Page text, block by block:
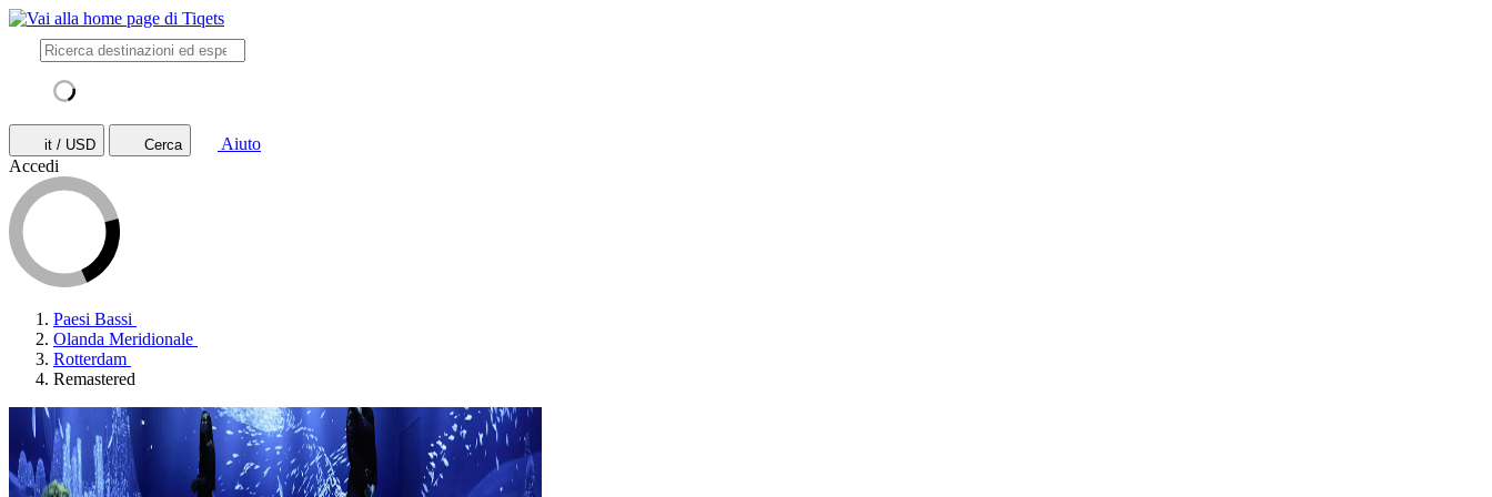
it / USD Cerca
Aiuto
Accedi
Paesi Bassi
Olanda Meridionale
Rotterdam
Remastered